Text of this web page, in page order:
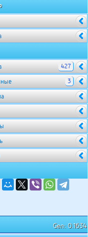
427
3
Gen: 0.1634